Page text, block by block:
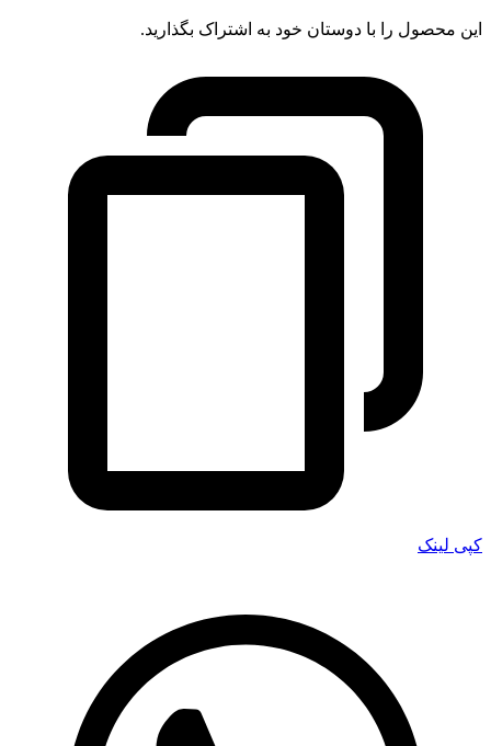
این محصول را با دوستان خود به اشتراک بگذارید.
کپی لینک